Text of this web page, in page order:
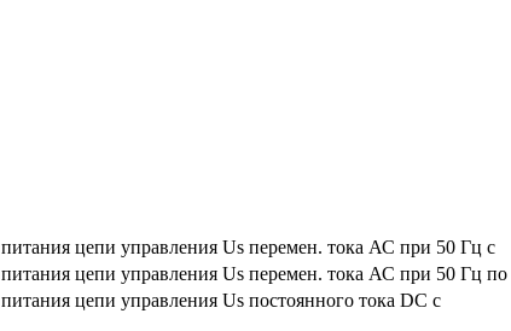
цепи управления Us перемен. тока АС при 50 Гц с
цепи управления Us перемен. тока АС при 50 Гц по
цепи управления Us постоянного тока DC с